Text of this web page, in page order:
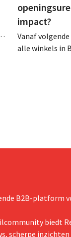
impact?
Vanaf
alle winkels in
B2B-platform
biedt
scherpe inzichten